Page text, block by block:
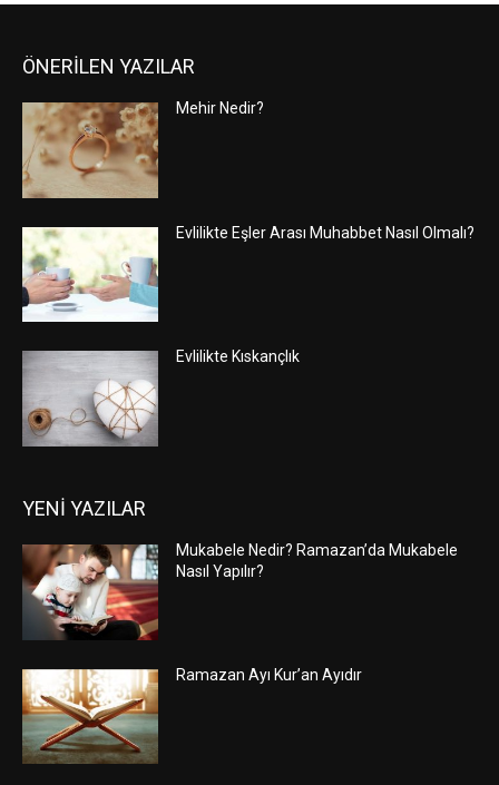
ÖNERİLEN YAZILAR
Mehir Nedir?
Evlilikte Eşler Arası Muhabbet Nasıl Olmalı?
Evlilikte Kıskançlık
YENİ YAZILAR
Mukabele Nedir? Ramazan’da Mukabele
Nasıl Yapılır?
Ramazan Ayı Kur’an Ayıdır